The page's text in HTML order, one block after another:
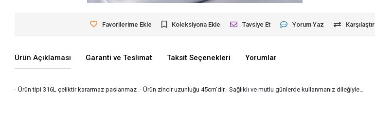
Favorilerime Ekle Koleksiyona Ekle Tavsiye Et Yorum Yaz Karşılaştır
Ürün Açıklaması Garanti ve Teslimat Taksit Seçenekleri Yorumlar
- Ürün tipi 316L çeliktir kararmaz paslanmaz .- Ürün zincir uzunluğu 45cm'dir.- Sağlıklı ve mutlu günlerde kullanmanız dileğiyle…